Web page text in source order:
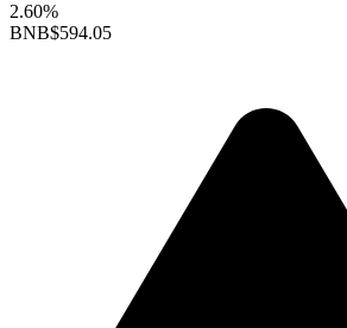
2.60%
BNB$594.05